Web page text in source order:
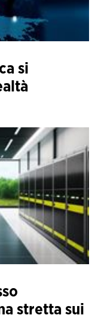
si
stretta sui